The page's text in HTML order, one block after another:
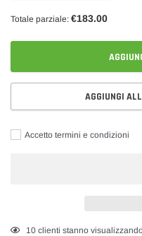
Totale parziale: €183.00
AGGIUNGI
Accetto termini e condizioni
Inserimento
20 clienti stanno